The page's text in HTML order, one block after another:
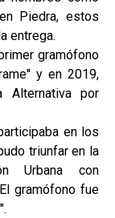
Piedra, estos
entrega.
gramófono
y en 2019,
por
en los
triunfar en la
Urbana con
gramófono fue